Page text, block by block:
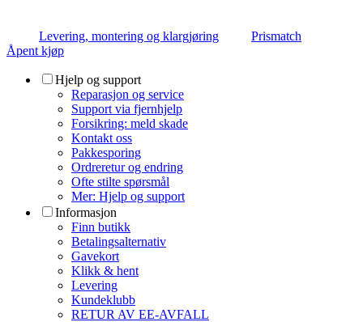
Levering, montering og klargjøring
Prismatch
Åpent kjøp
Hjelp og support
Reparasjon og service
Support via fjernhjelp
Forsikring: meld skade
Kontakt oss
Pakkesporing
Ordreretur og endring
Ofte stilte spørsmål
Mer: Hjelp og support
Informasjon
Finn butikk
Betalingsalternativ
Gavekort
Klikk & hent
Levering
Kundeklubb
RETUR AV EE-AVFALL